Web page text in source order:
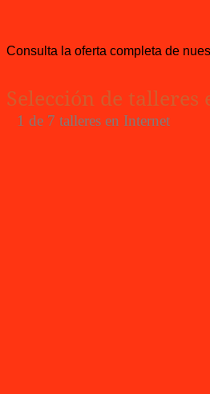
Consulta la oferta completa de
Selección de talleres
1 de 7 talleres en Internet